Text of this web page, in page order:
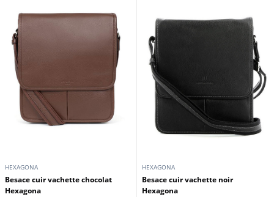
HEXAGONA
Besace cuir vachette chocolat
Hexagona
HEXAGONA
Besace cuir vachette noir
Hexagona